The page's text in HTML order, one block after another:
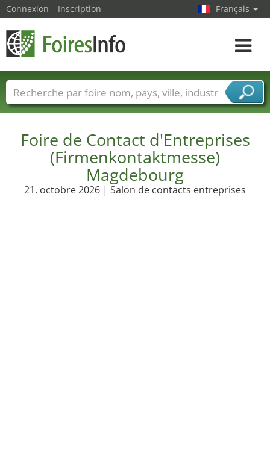
Foire de Contact d'Entreprises
(Firmenkontaktmesse)
Magdebourg
21. octobre 2026 | Salon de contacts entreprises
Connexion Inscription Français
Toggle
Foire noms Pays Villes
Secteurs de foire